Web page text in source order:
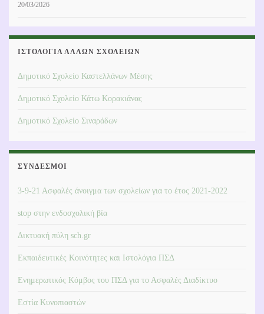
20/03/2026
ΙΣΤΟΛΌΓΙΑ ΆΛΛΩΝ ΣΧΟΛΕΊΩΝ
Δημοτικό Σχολείο Καστελλάνων Μέσης
Δημοτικό Σχολείο Κάτω Κορακιάνας
Δημοτικό Σχολείο Σιναράδων
ΣΎΝΔΕΣΜΟΙ
3-9-21 Ασφαλές άνοιγμα των σχολείων για το έτος 2021-2022
stop στην ενδοσχολική βία
Δικτυακή πύλη sch.gr
Εκπαιδευτικές Κοινότητες και Ιστολόγια ΠΣΔ
Ενημερωτικός Κόμβος του ΠΣΔ για το Ασφαλές Διαδίκτυο
Εστία Κυνοπιαστών